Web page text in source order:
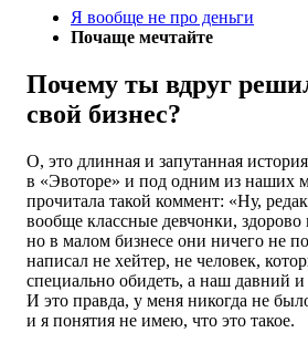
Я вообще не про деньги
Почаще мечтайте
Почему ты вдруг
свой бизнес?
О, это длинная и запутанная
в «Эвоторе» и под одним из наших
прочитала такой коммент: «Ну,
вообще классные девчонки, здорово
но в малом бизнесе они ничего не
написал не хейтер, не человек,
специально обидеть, а наш давний
И это правда, у меня никогда не
и я понятия не имею, что это такое.